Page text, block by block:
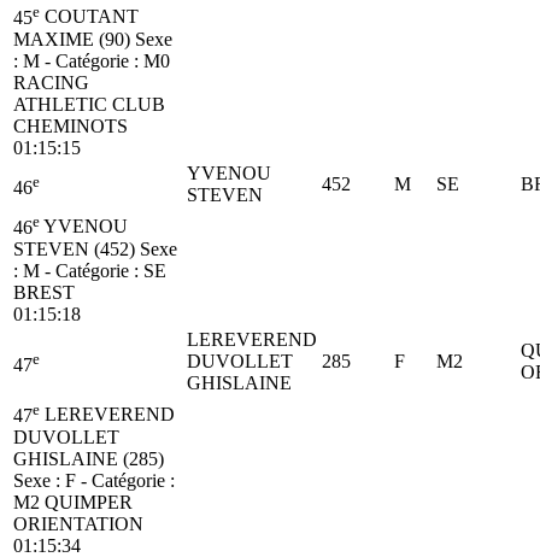
45e COUTANT
MAXIME (90) Sexe
: M - Catégorie : M0
RACING
ATHLETIC CLUB
CHEMINOTS
01:15:15
46e
YVENOU
STEVEN
452 M SE
46e YVENOU
STEVEN (452) Sexe
: M - Catégorie : SE
BREST
01:15:18
47e
LEREVEREND
DUVOLLET
GHISLAINE
285 F M2
47e LEREVEREND
DUVOLLET
GHISLAINE (285)
Sexe : F - Catégorie :
M2 QUIMPER
ORIENTATION
01:15:34